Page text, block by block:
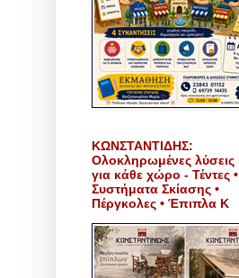
ΚΩΝΣΤΑΝΤΙΔΗΣ:
Ολοκληρωμένες λύσεις
για κάθε χώρο - Τέντες •
Συστήματα Σκίασης •
Πέργκολες • Έπιπλα Κ